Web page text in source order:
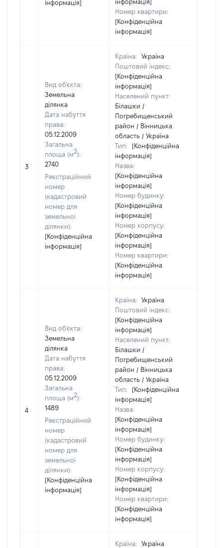
інформація]
інформація]
Номер квартири:
[Конфіденційна
інформація]
3
Вид об'єкта:
Земельна
ділянка
Дата набуття
права:
05.12.2009
Загальна
площа (м2):
2740
Реєстраційний
номер
(кадастровий
номер для
земельної
ділянки):
[Конфіденційна
інформація]
Країна:
Україна
Поштовий індекс:
[Конфіденційна
інформація]
Населений пункт:
Білашки /
Погребищенський
район / Вінницька
область / Україна
Тип:
[Конфіденційна
інформація]
Назва:
[Конфіденційна
інформація]
Номер будинку:
[Конфіденційна
інформація]
Номер корпусу:
[Конфіденційна
інформація]
Номер квартири:
[Конфіденційна
інформація]
4
Вид об'єкта:
Земельна
ділянка
Дата набуття
права:
05.12.2009
Загальна
площа (м2):
1489
Реєстраційний
номер
(кадастровий
номер для
земельної
ділянки):
[Конфіденційна
інформація]
Країна:
Україна
Поштовий індекс:
[Конфіденційна
інформація]
Населений пункт:
Білашки /
Погребищенський
район / Вінницька
область / Україна
Тип:
[Конфіденційна
інформація]
Назва:
[Конфіденційна
інформація]
Номер будинку:
[Конфіденційна
інформація]
Номер корпусу:
[Конфіденційна
інформація]
Номер квартири:
[Конфіденційна
інформація]
Країна: Україна